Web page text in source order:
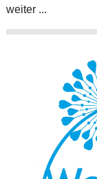
weiter ...